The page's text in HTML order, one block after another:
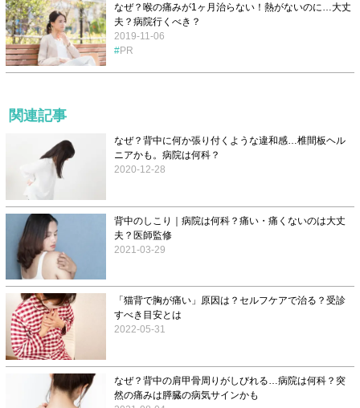
なぜ？喉の痛みが1ヶ月治らない！熱がないのに…大丈
夫？病院行くべき？
2019-11-06
PR
関連記事
なぜ？背中に何か張り付くような違和感…椎間板ヘル
ニアかも。病院は何科？
2020-12-28
背中のしこり｜病院は何科？痛い・痛くないのは大丈
夫？医師監修
2021-03-29
「猫背で胸が痛い」原因は？セルフケアで治る？受診
すべき目安とは
2022-05-31
なぜ？背中の肩甲骨周りがしびれる…病院は何科？突
然の痛みは膵臓の病気サインかも